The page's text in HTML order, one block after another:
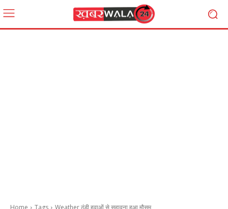
Home Tags Weather ठंडी हवाओं से सुहावना हुआ मौसम